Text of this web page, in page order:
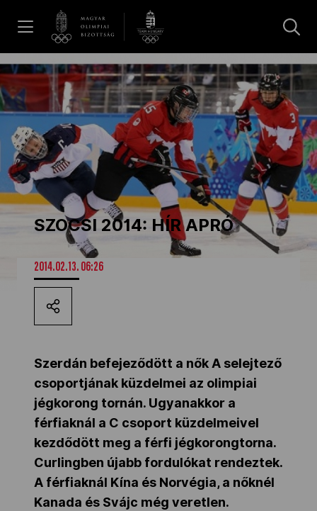
Hírek
Galéria
Dakar 2026
Los Angeles 2028
MOB
NOB
Társszervezetek
OVEP
SZOCSI 2014: HÍR APRÓ
2014.02.13. 06:26
Szerdán befejeződött a nők A selejtező
csoportjának küzdelmei az olimpiai
jégkorong tornán. Ugyanakkor a
férfiaknál a C csoport küzdelmeivel
kezdődött meg a férfi jégkorongtorna.
Curlingben újabb fordulókat rendeztek.
A férfiaknál Kína és Norvégia, a nőknél
Kanada és Svájc még veretlen.